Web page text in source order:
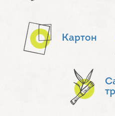
Картон